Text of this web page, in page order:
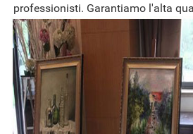
professionisti. Garantiamo l'alta